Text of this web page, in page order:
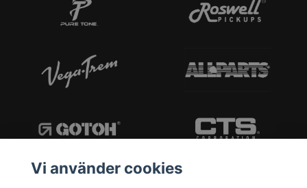
Vi använder cookies